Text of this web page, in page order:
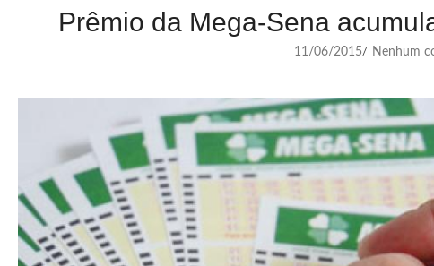
Prêmio da Mega-Sena
11/06/2015/ Nenhum